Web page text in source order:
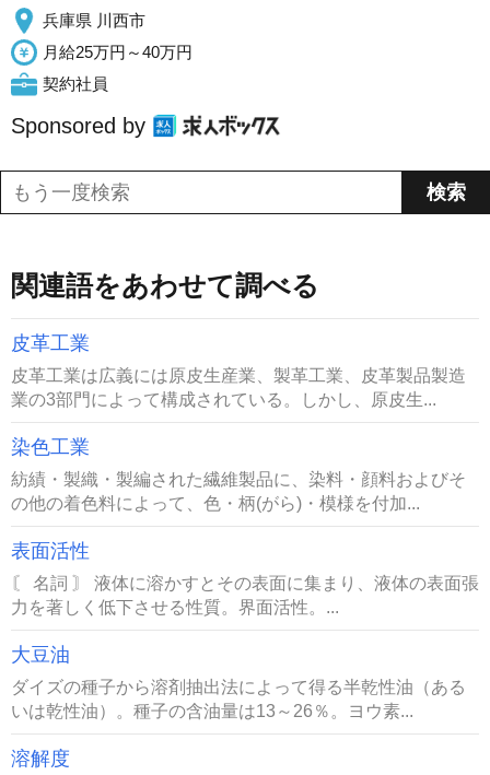
兵庫県 川西市
月給25万円～40万円
契約社員
Sponsored by
関連語をあわせて調べる
皮革工業
皮革工業は広義には原皮生産業、製革工業、皮革製品製造
業の3部門によって構成されている。しかし、原皮生...
染色工業
紡績・製織・製編された繊維製品に、染料・顔料およびそ
の他の着色料によって、色・柄(がら)・模様を付加...
表面活性
〘 名詞 〙 液体に溶かすとその表面に集まり、液体の表面張
力を著しく低下させる性質。界面活性。...
大豆油
ダイズの種子から溶剤抽出法によって得る半乾性油（ある
いは乾性油）。種子の含油量は13～26％。ヨウ素...
溶解度